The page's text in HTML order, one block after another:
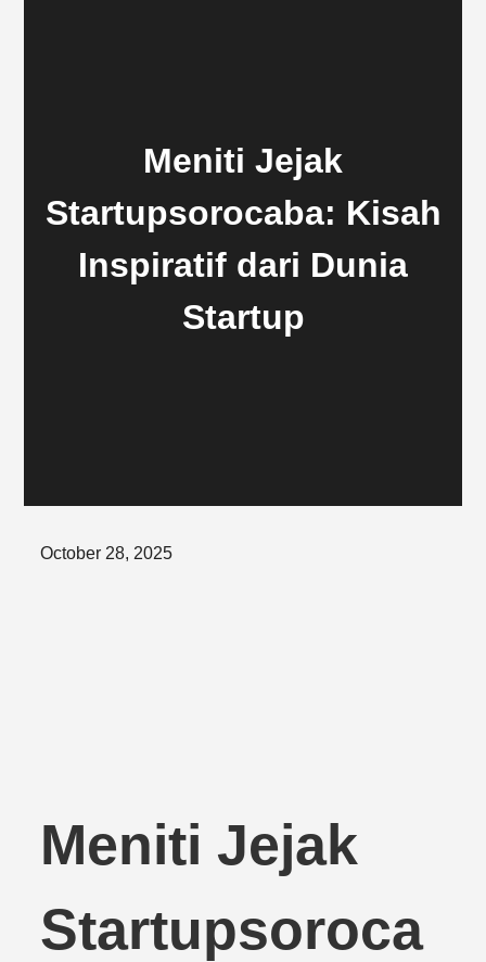
Meniti Jejak
Startupsorocaba: Kisah
Inspiratif dari Dunia
Startup
Posted
October 28, 2025
Meniti Jejak
Startupsoroca